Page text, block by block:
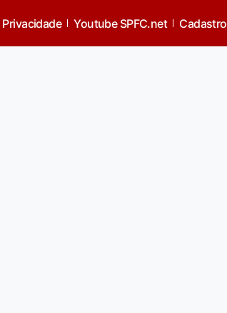
Privacidade Youtube SPFC.net Cadastro